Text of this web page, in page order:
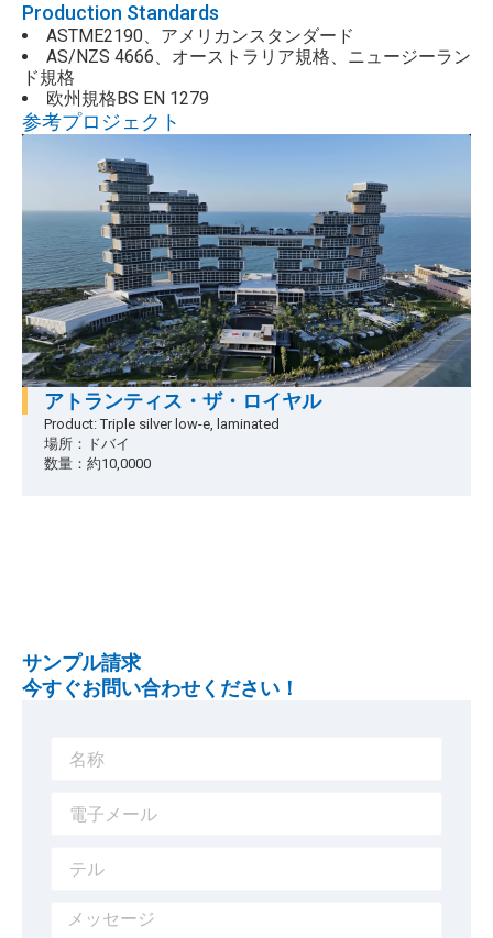
Production Standards
ASTME2190、アメリカンスタンダード
AS/NZS 4666、オーストラリア規格、ニュージーラン
ド規格
欧州規格BS EN 1279
参考プロジェクト
アトランティス・ザ・ロイヤル
Product: Triple silver low-e, laminated
場所：ドバイ
数量：約10,0000
サンプル請求
今すぐお問い合わせください！